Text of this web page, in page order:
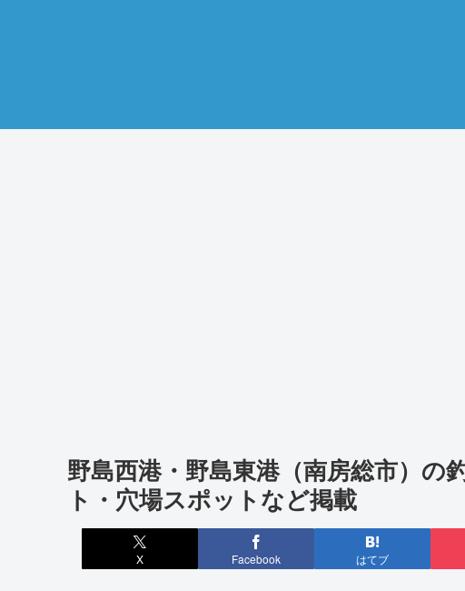
野島西港・野島東港（南房総市）の
ト・穴場スポットなど掲載
X Facebook はてブ